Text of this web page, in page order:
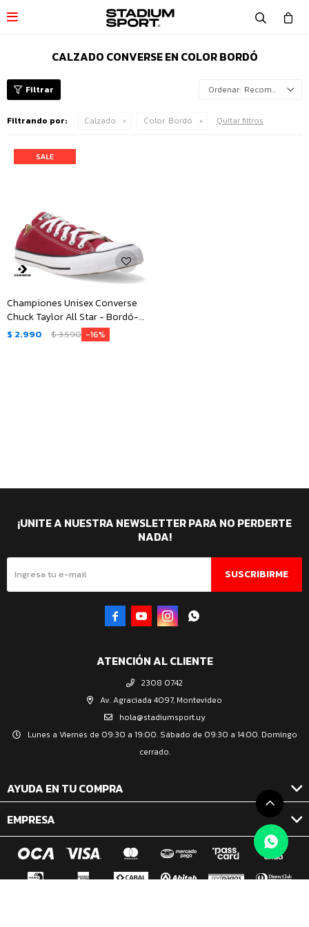

CALZADO CONVERSE EN COLOR BORDÓ
Recomendados
Filtrando por: Calzado Color: Bordó Quitar filtros
Championes Unisex Converse
Chuck Taylor All Star - Bordó-
Negro - Blanco
$ 2.990 $3.590 16
ATENCIÓN AL CLIENTE
2308 0742
Av. Agraciada 4097, Montevideo
hola@stadiumsport.uy
Lunes a Viernes de 09:30 a 19:00. Sábado de 09:30 a 14:00. Domingo
cerrado.
AYUDA EN TU COMPRA
EMPRESA
¡UNITE A NUESTRA NEWSLETTER PARA NO PERDERTE
NADA!
SUSCRIBIRME
   